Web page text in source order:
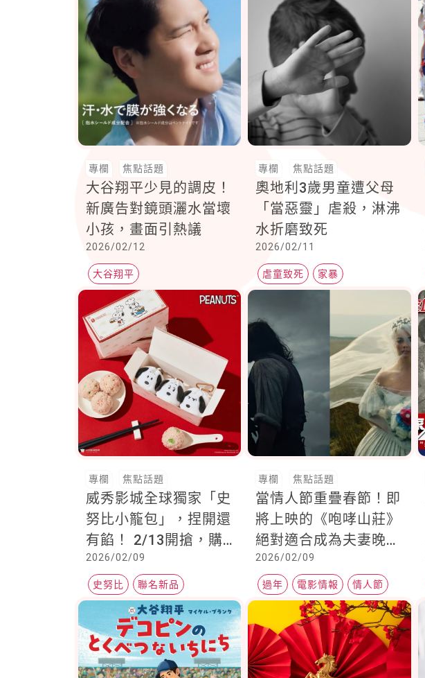
專欄 焦點話題
大谷翔平少見的調皮！
新廣告對鏡頭灑水當壞
小孩，畫面引熱議
2026/02/12
大谷翔平
專欄 焦點話題
奧地利3歲男童遭父母
「當惡靈」虐殺，淋沸
水折磨致死
2026/02/11
虐童致死 家暴
專欄 焦點話題
威秀影城全球獨家「史
努比小籠包」，捏開還
有餡！ 2/13開搶，購
買方式報你知
2026/02/09
史努比 聯名新品
專欄 焦點話題
當情人節重疊春節！即
將上映的《咆哮山莊》
絕對適合成為夫妻晚間
的約會電影首選！
2026/02/09
過年 電影情報 情人節